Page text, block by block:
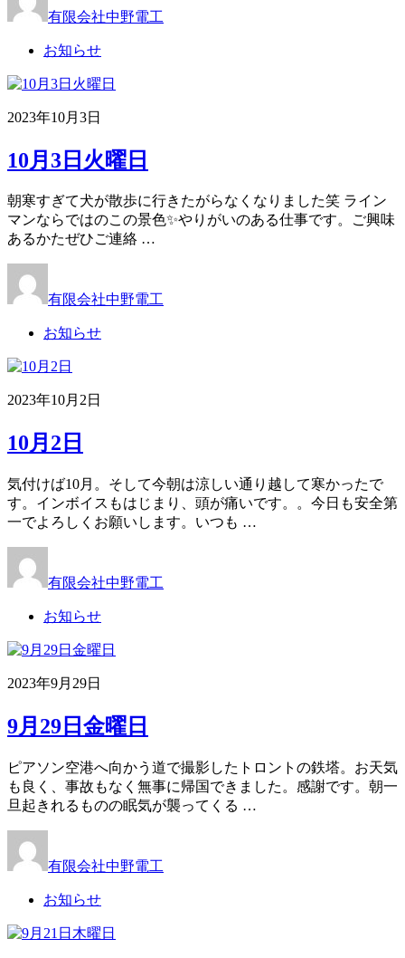
有限会社中野電工
お知らせ
2023年10月3日
10月3日火曜日
朝寒すぎて犬が散歩に行きたがらなくなりました笑 ライン
マンならではのこの景色✨やりがいのある仕事です。ご興味
あるかたぜひご連絡 …
有限会社中野電工
お知らせ
2023年10月2日
10月2日
気付けば10月。そして今朝は涼しい通り越して寒かったで
す。インボイスもはじまり、頭が痛いです。。今日も安全第
一でよろしくお願いします。いつも …
有限会社中野電工
お知らせ
2023年9月29日
9月29日金曜日
ピアソン空港へ向かう道で撮影したトロントの鉄塔。お天気
も良く、事故もなく無事に帰国できました。感謝です。朝一
旦起きれるものの眠気が襲ってくる …
有限会社中野電工
お知らせ